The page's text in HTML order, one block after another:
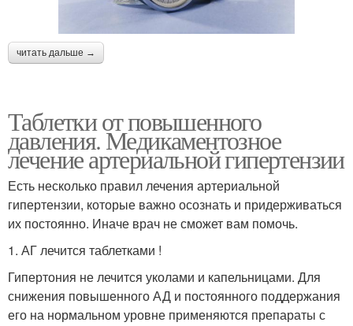
читать дальше →
Таблетки от повышенного
давления. Медикаментозное
лечение артериальной гипертензии
Есть несколько правил лечения артериальной
гипертензии, которые важно осознать и придерживаться
их постоянно. Иначе врач не сможет вам помочь.
1. АГ лечится таблетками !
Гипертония не лечится уколами и капельницами. Для
снижения повышенного АД и постоянного поддержания
его на нормальном уровне применяются препараты с